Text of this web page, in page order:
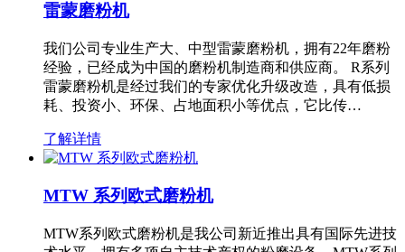
雷蒙磨粉机
我们公司专业生产大、中型雷蒙磨粉机，拥有22年磨粉
经验，已经成为中国的磨粉机制造商和供应商。 R系列
雷蒙磨粉机是经过我们的专家优化升级改造，具有低损
耗、投资小、环保、占地面积小等优点，它比传…
了解详情
MTW 系列欧式磨粉机
MTW系列欧式磨粉机是我公司新近推出具有国际先进技